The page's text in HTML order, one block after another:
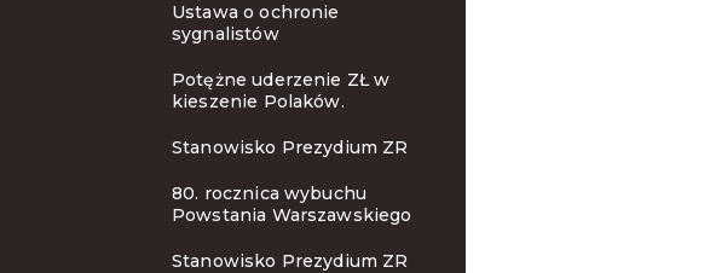
Ustawa o ochronie
sygnalistów
Potężne uderzenie ZŁ w
kieszenie Polaków.
Stanowisko Prezydium ZR
80. rocznica wybuchu
Powstania Warszawskiego
Stanowisko Prezydium ZR